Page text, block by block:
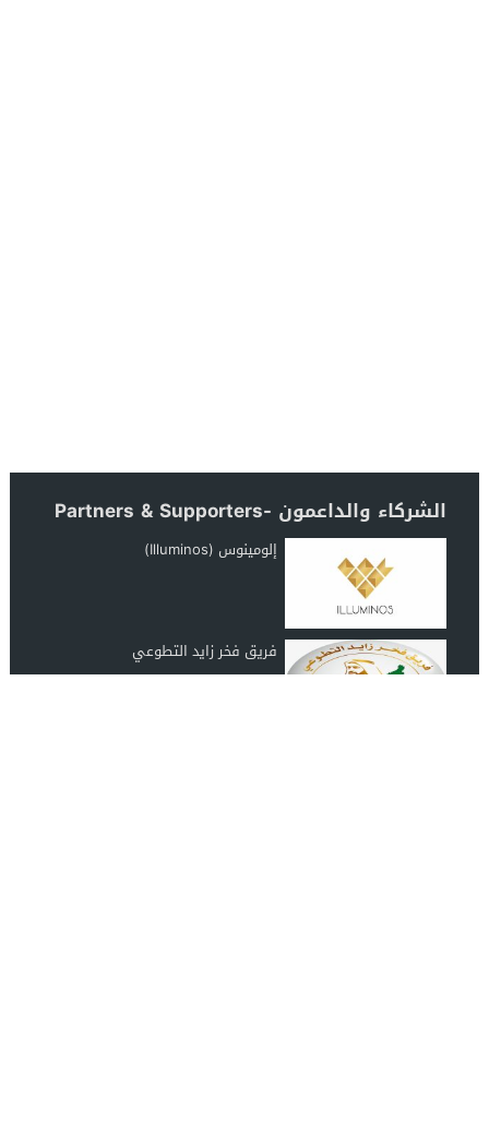
الشركاء والداعمون -Partners & Supporters
إلومينوس (Illuminos)
فريق فخر زايد التطوعي